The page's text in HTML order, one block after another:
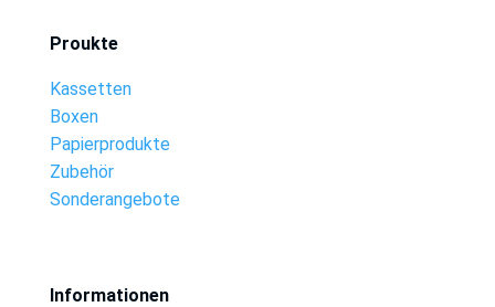
Proukte
Kassetten
Boxen
Papierprodukte
Zubehör
Sonderangebote
Informationen